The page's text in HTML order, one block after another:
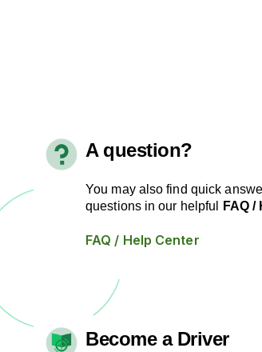
A question?
You may also find quick
questions in our helpful
FAQ /
FAQ / Help Center
Become a Driver